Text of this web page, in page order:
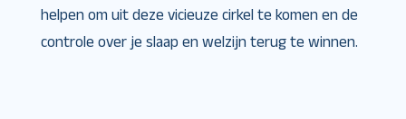
helpen om uit deze vicieuze cirkel te komen en de
controle over je slaap en welzijn terug te winnen.